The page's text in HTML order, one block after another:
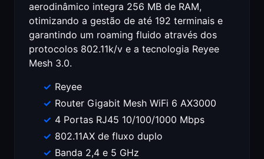
aerodinâmico integra 256 MB de RAM,
otimizando a gestão de até 192 terminais e
garantindo um roaming fluido através dos
protocolos 802.11k/v e a tecnologia Reyee
Mesh 3.0.
Reyee
Router Gigabit Mesh WiFi 6 AX3000
4 Portas RJ45 10/100/1000 Mbps
802.11AX de fluxo duplo
Banda 2,4 e 5 GHz